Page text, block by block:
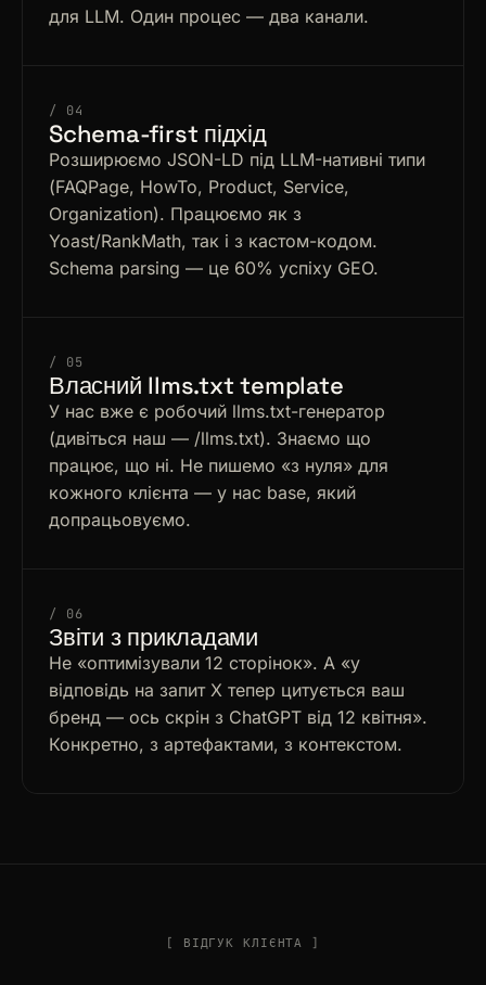
для LLM. Один процес — два канали.
/ 04
Schema-first підхід
Розширюємо JSON-LD під LLM-нативні типи
(FAQPage, HowTo, Product, Service,
Organization). Працюємо як з
Yoast/RankMath, так і з кастом-кодом.
Schema parsing — це 60% успіху GEO.
/ 05
Власний llms.txt template
У нас вже є робочий llms.txt-генератор
(дивіться наш — /llms.txt). Знаємо що
працює, що ні. Не пишемо «з нуля» для
кожного клієнта — у нас base, який
допрацьовуємо.
/ 06
Звіти з прикладами
Не «оптимізували 12 сторінок». А «у
відповідь на запит X тепер цитується ваш
бренд — ось скрін з ChatGPT від 12 квітня».
Конкретно, з артефактами, з контекстом.
[ ВІДГУК КЛІЄНТА ]